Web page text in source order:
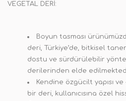
VEGETAL DERİ:
Boyun tasması
deri, Türkiye’de, bitkisel
dostu ve sürdürülebilir
derilerinden elde
Kendine özgücilt yapısı
bir deri, kullanıcısına özel